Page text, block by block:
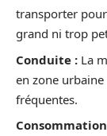
transporter
grand ni trop
Conduite : La
en zone
fréquentes.